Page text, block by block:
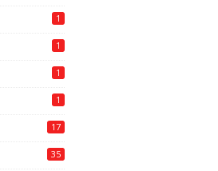
1
1
1
1
17
35